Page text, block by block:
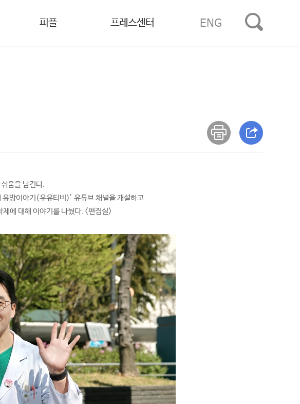
피플 프레스센터 ENG
움을 남긴다.
방이야기(우유티비)’ 유튜브 채널을 개설하고
에 대해 이야기를 나눴다. <편집실>